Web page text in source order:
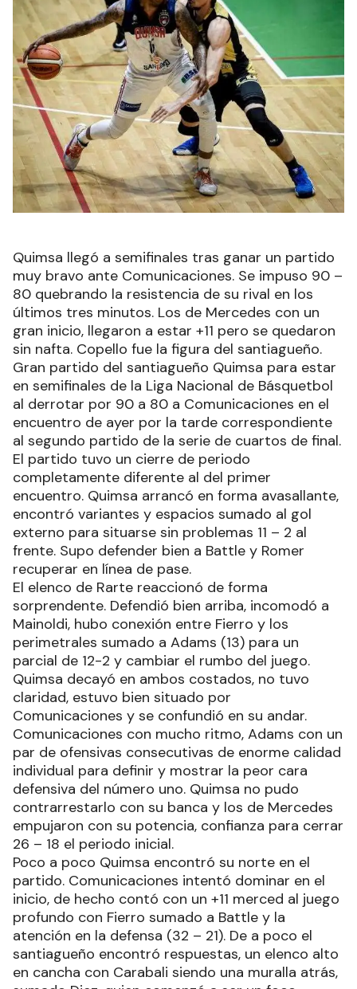
Quimsa llegó a semifinales tras ganar un partido
muy bravo ante Comunicaciones. Se impuso 90 –
80 quebrando la resistencia de su rival en los
últimos tres minutos. Los de Mercedes con un
gran inicio, llegaron a estar +11 pero se quedaron
sin nafta. Copello fue la figura del santiagueño.
Gran partido del santiagueño Quimsa para estar
en semifinales de la Liga Nacional de Básquetbol
al derrotar por 90 a 80 a Comunicaciones en el
encuentro de ayer por la tarde correspondiente
al segundo partido de la serie de cuartos de final.
El partido tuvo un cierre de periodo
completamente diferente al del primer
encuentro. Quimsa arrancó en forma avasallante,
encontró variantes y espacios sumado al gol
externo para situarse sin problemas 11 – 2 al
frente. Supo defender bien a Battle y Romer
recuperar en línea de pase.
El elenco de Rarte reaccionó de forma
sorprendente. Defendió bien arriba, incomodó a
Mainoldi, hubo conexión entre Fierro y los
perimetrales sumado a Adams (13) para un
parcial de 12-2 y cambiar el rumbo del juego.
Quimsa decayó en ambos costados, no tuvo
claridad, estuvo bien situado por
Comunicaciones y se confundió en su andar.
Comunicaciones con mucho ritmo, Adams con un
par de ofensivas consecutivas de enorme calidad
individual para definir y mostrar la peor cara
defensiva del número uno. Quimsa no pudo
contrarrestarlo con su banca y los de Mercedes
empujaron con su potencia, confianza para cerrar
26 – 18 el periodo inicial.
Poco a poco Quimsa encontró su norte en el
partido. Comunicaciones intentó dominar en el
inicio, de hecho contó con un +11 merced al juego
profundo con Fierro sumado a Battle y la
atención en la defensa (32 – 21). De a poco el
santiagueño encontró respuestas, un elenco alto
en cancha con Carabali siendo una muralla atrás,